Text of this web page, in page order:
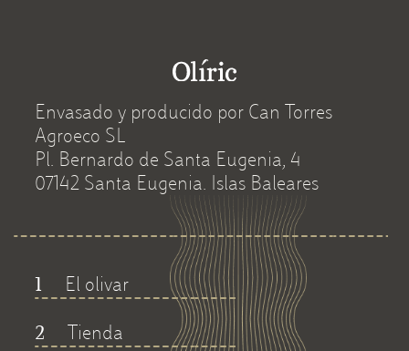
Envasado y producido por Can Torres
Agroeco SL
Pl. Bernardo de Santa Eugenia, 4
07142 Santa Eugenia. Islas Baleares
1 El olivar
2 Tienda